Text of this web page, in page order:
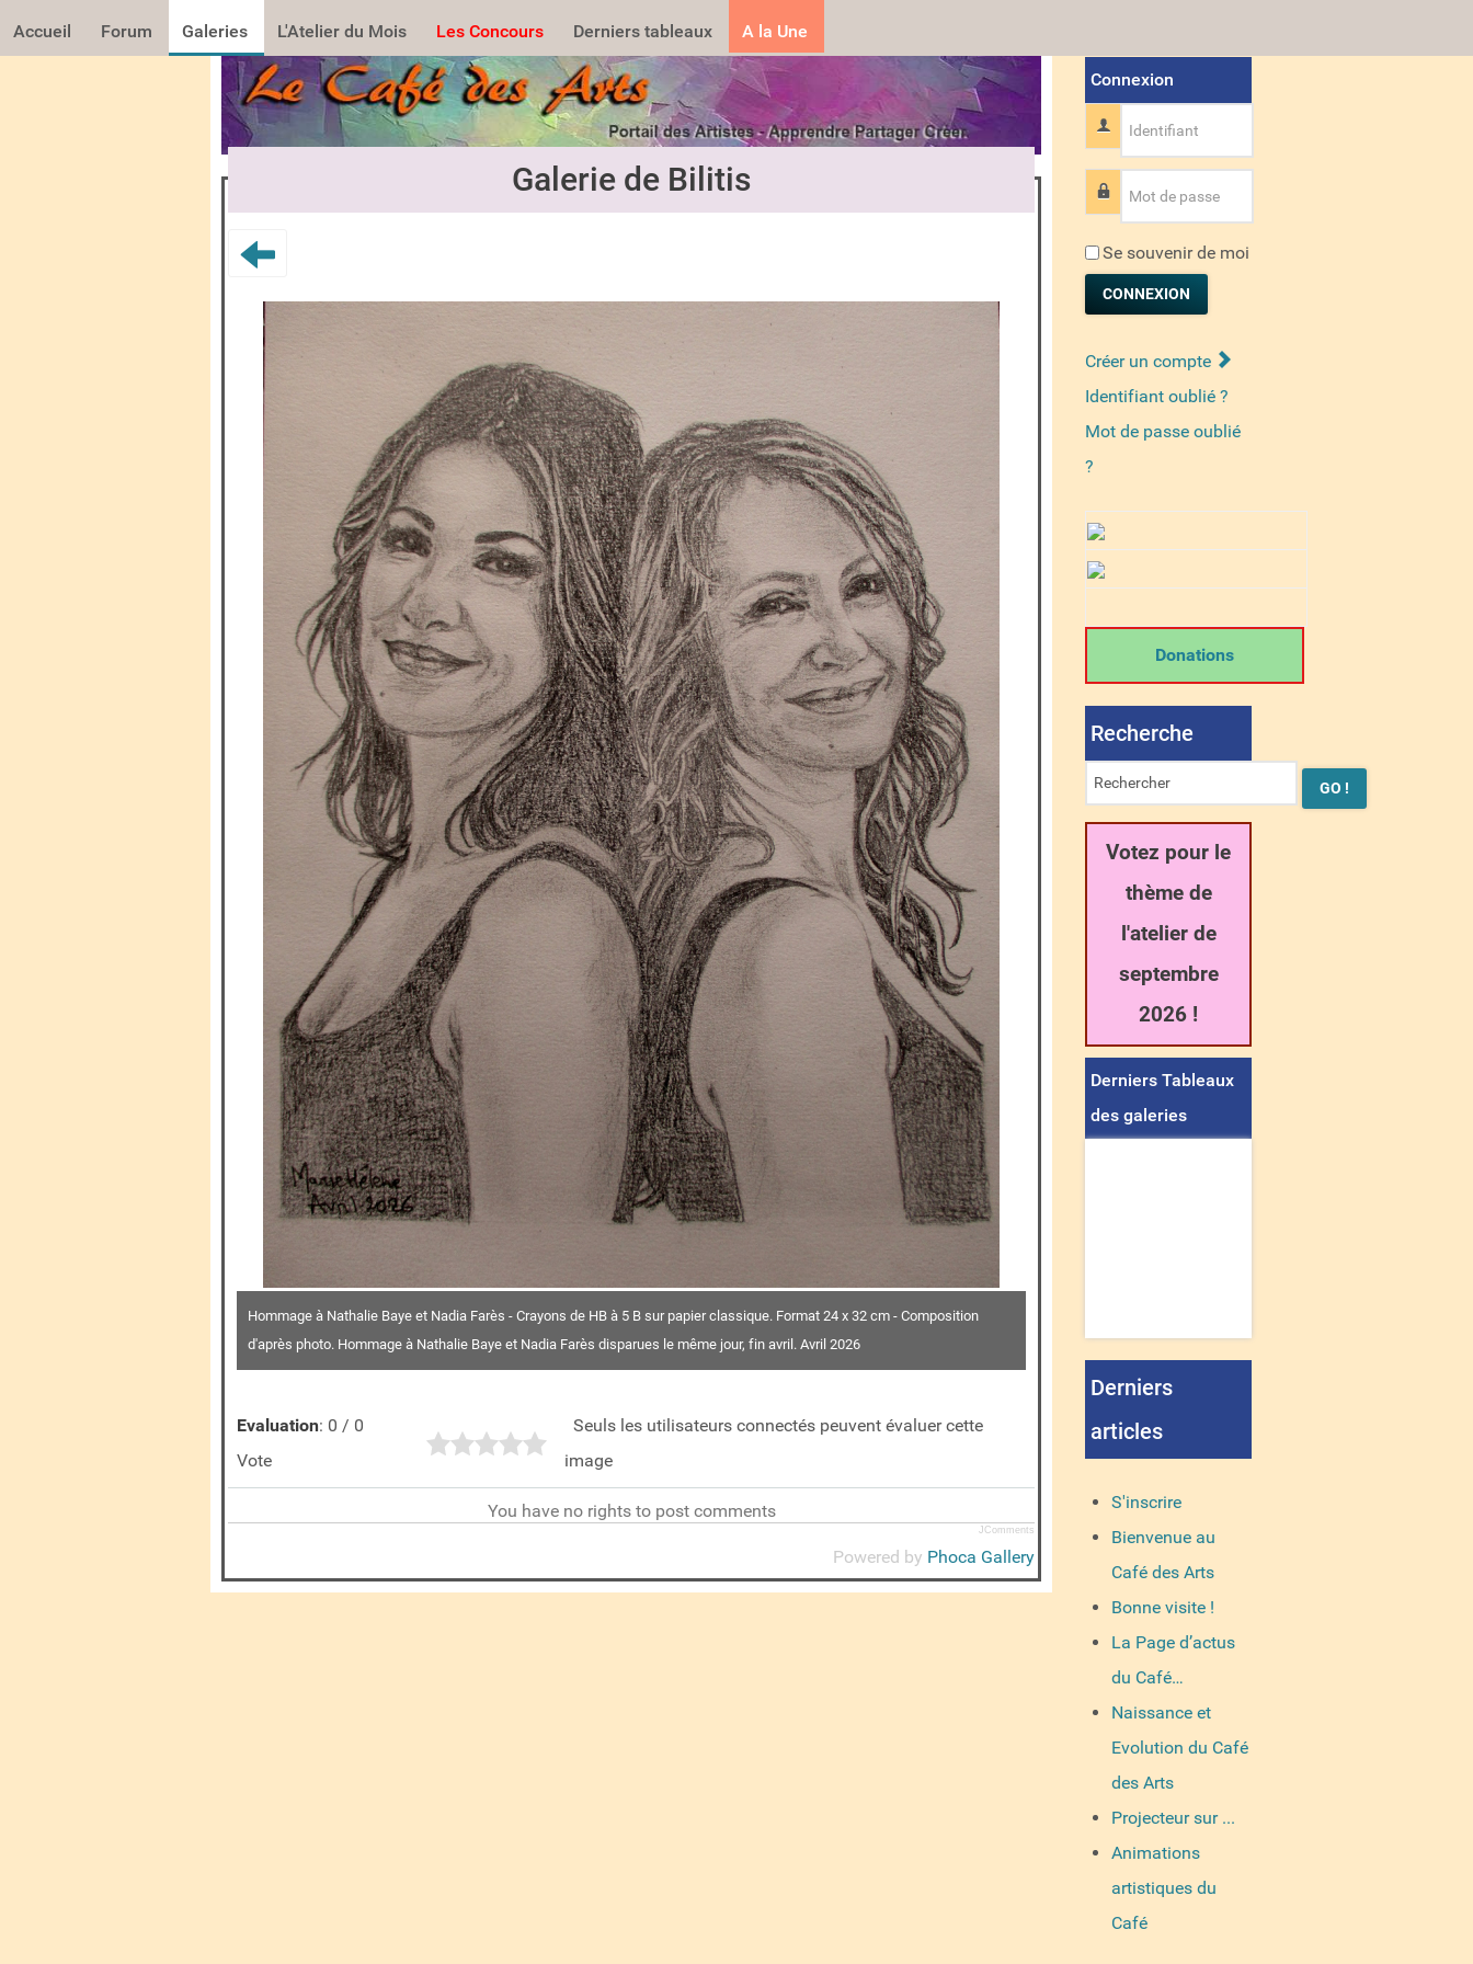
Accueil Forum Galeries L'Atelier du Mois Les Concours Derniers tableaux A la Une
Galerie de Bilitis
Hommage à Nathalie Baye et Nadia Farès - Crayons de HB à 5 B sur papier classique. Format 24 x 32 cm - Composition
d'après photo. Hommage à Nathalie Baye et Nadia Farès disparues le même jour, fin avril. Avril 2026
Evaluation: 0 / 0
Vote
Seuls les utilisateurs connectés peuvent évaluer cette
image
You have no rights to post comments
JComments
Powered by Phoca Gallery
Connexion
Identifiant
Mot de passe
Se souvenir de moi
CONNEXION
Créer un compte
Identifiant oublié ?
Mot de passe oublié
?
Donations
Recherche
Votez pour le
thème de
l'atelier de
septembre
2026 !
Derniers Tableaux
des galeries
Derniers
articles
S'inscrire
Bienvenue au
Café des Arts
Bonne visite !
La Page d’actus
du Café…
Naissance et
Evolution du Café
des Arts
Projecteur sur ...
Animations
artistiques du
Café